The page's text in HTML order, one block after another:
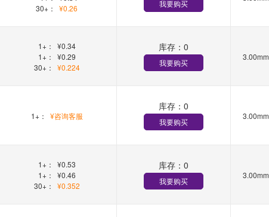
30+：
¥0.26 我要购买
1+：
¥0.34
1+：
¥0.29
30+：
¥0.224
库存： 0
我要购买
3.00mm
1+： ¥咨询客服
库存： 0
我要购买
3.00mm
1+：
¥0.53
1+：
¥0.46
30+：
¥0.352
库存： 0
我要购买
3.00mm